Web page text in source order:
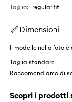
Taglio: regular fit
Dimensioni
Il modello nella foto è
Taglia standard
Raccomandiamo di
Scopri i prodotti